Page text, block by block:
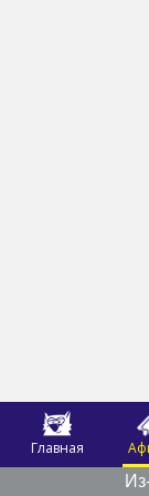
Главная